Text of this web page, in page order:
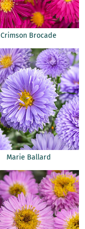
Crimson Brocade
Marie Ballard